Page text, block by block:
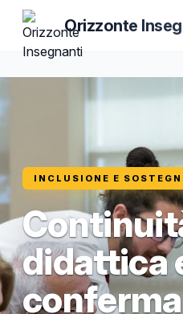
Orizzonte
INCLUSIONE E
didattica